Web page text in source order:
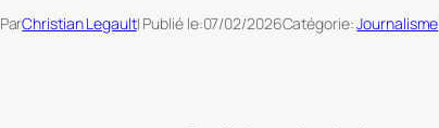
ParChristian Legault| Publié le:07/02/2026Catégorie:Journalisme